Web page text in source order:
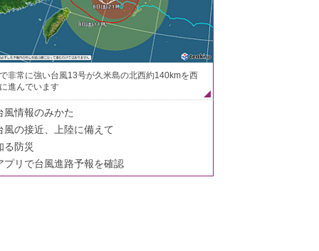
非常に強い台風13号が久米島の北西約140kmを西
進んでいます
風情報のみかた
風の接近、上陸に備えて
る防災
プリで台風進路予報を確認